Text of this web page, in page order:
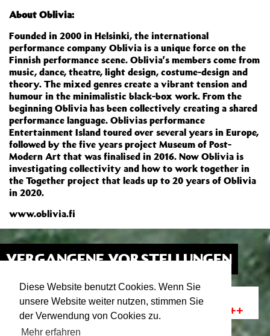
Diese Website benutzt Cookies. Wenn Sie
unsere Website weiter nutzen, stimmen Sie
der Verwendung von Cookies zu.
Mehr erfahren
About Oblivia:
Founded in 2000 in Helsinki, the international
performance company Oblivia is a unique force on the
Finnish performance scene. Oblivia’s members come from
music, dance, theatre, light design, costume-design and
theory. The mixed genres create a vibrant tension and
humour in the minimalistic black-box work. From the
beginning Oblivia has been collectively creating a shared
performance language. Oblivias performance
Entertainment Island toured over several years in Europe,
followed by the five years project Museum of Post-
Modern Art that was finalised in 2016. Now Oblivia is
investigating collectivity and how to work together in
the Together project that leads up to 20 years of Oblivia
in 2020.
www.oblivia.fi
VERGANGENE VORSTELLUNGEN
19:00
DO WHAT YOU SAW
+++ Der Workshop muss leider entfallen +++